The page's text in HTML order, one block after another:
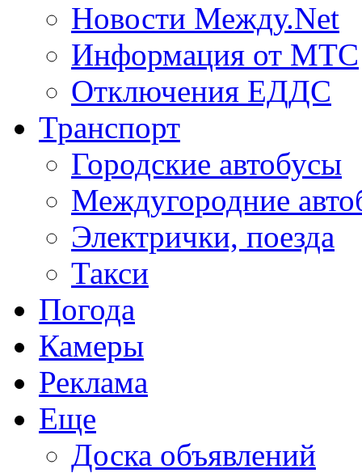
Новости Между.Net
Информация от МТС
Отключения ЕДДС
Транспорт
Городские автобусы
Междугородние
Электрички, поезда
Такси
Погода
Камеры
Реклама
Еще
Доска объявлений